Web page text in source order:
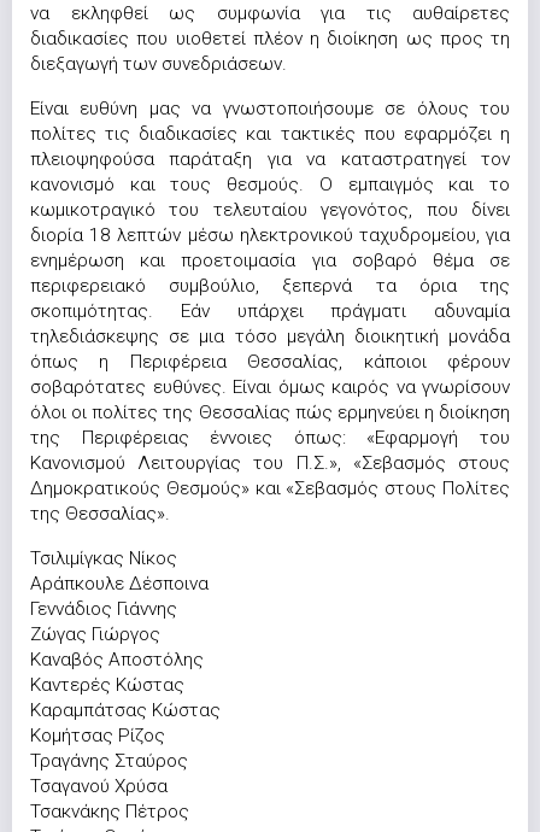
να εκληφθεί ως συμφωνία για τις αυθαίρετες
διαδικασίες που υιοθετεί πλέον η διοίκηση ως προς τη
διεξαγωγή των συνεδριάσεων.
Είναι ευθύνη μας να γνωστοποιήσουμε σε όλους του
πολίτες τις διαδικασίες και τακτικές που εφαρμόζει η
πλειοψηφούσα παράταξη για να καταστρατηγεί τον
κανονισμό και τους θεσμούς. Ο εμπαιγμός και το
κωμικοτραγικό του τελευταίου γεγονότος, που δίνει
διορία 18 λεπτών μέσω ηλεκτρονικού ταχυδρομείου, για
ενημέρωση και προετοιμασία για σοβαρό θέμα σε
περιφερειακό συμβούλιο, ξεπερνά τα όρια της
σκοπιμότητας. Εάν υπάρχει πράγματι αδυναμία
τηλεδιάσκεψης σε μια τόσο μεγάλη διοικητική μονάδα
όπως η Περιφέρεια Θεσσαλίας, κάποιοι φέρουν
σοβαρότατες ευθύνες. Είναι όμως καιρός να γνωρίσουν
όλοι οι πολίτες της Θεσσαλίας πώς ερμηνεύει η διοίκηση
της Περιφέρειας έννοιες όπως: «Εφαρμογή του
Κανονισμού Λειτουργίας του Π.Σ.», «Σεβασμός στους
Δημοκρατικούς Θεσμούς» και «Σεβασμός στους Πολίτες
της Θεσσαλίας».
Τσιλιμίγκας Νίκος
Αράπκουλε Δέσποινα
Γεννάδιος Γιάννης
Ζώγας Γιώργος
Καναβός Αποστόλης
Καντερές Κώστας
Καραμπάτσας Κώστας
Κομήτσας Ρίζος
Τραγάνης Σταύρος
Τσαγανού Χρύσα
Τσακνάκης Πέτρος